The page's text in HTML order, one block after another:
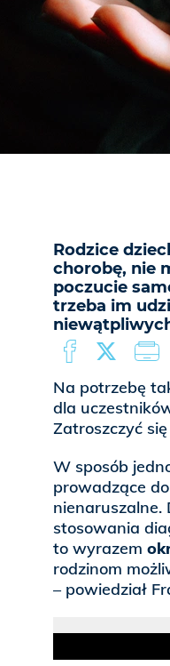
Rodzice
chorobę, nie
poczucie
trzeba im
Na potrzebę
dla
Zatroszczyć
W sposób
prowadzące
nienaruszalne.
stosowania
to wyrazem
rodzinom
– powiedział